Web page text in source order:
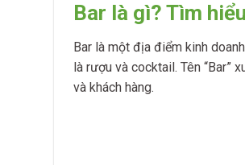
Bar là gì? Tìm
Bar là một địa điểm kinh
là rượu và cocktail. Tên “Bar”
và khách hàng.